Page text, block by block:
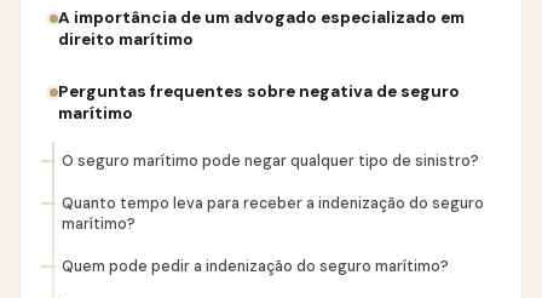
A importância de um advogado especializado em
direito marítimo
Perguntas frequentes sobre negativa de seguro
marítimo
O seguro marítimo pode negar qualquer tipo de sinistro?
Quanto tempo leva para receber a indenização do seguro
marítimo?
Quem pode pedir a indenização do seguro marítimo?